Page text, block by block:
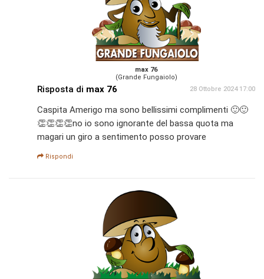
max 76
(Grande Fungaiolo)
Risposta di max 76 28 Ottobre 2024 17:00
Caspita Amerigo ma sono bellissimi complimenti 🙂🙂
👏👏👏👏no io sono ignorante del bassa quota ma
magari un giro a sentimento posso provare
Rispondi